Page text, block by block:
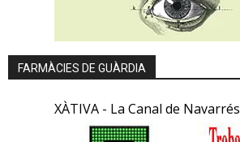
FARMÀCIES DE GUÀRDIA
XÀTIVA - La Canal de Navarrés